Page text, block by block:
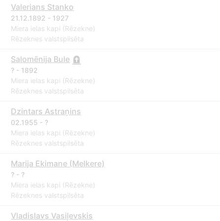
Valerians Stanko
21.12.1892 - 1927
Miera ielas kapi (Rēzekne)
Rēzeknes valstspilsēta
Salomēnija Bule
? - 1892
Miera ielas kapi (Rēzekne)
Rēzeknes valstspilsēta
Dzintars Astraņins
02.1955 - ?
Miera ielas kapi (Rēzekne)
Rēzeknes valstspilsēta
Marija Ekimane (Melkere)
? - ?
Miera ielas kapi (Rēzekne)
Rēzeknes valstspilsēta
Vladislavs Vasiļevskis